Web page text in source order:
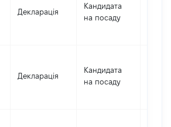
Декларація
Кандидата
на посаду
Декларація
Кандидата
на посаду